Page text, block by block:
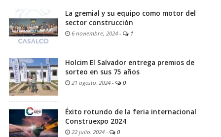
La gremial y su equipo como motor del
sector construcción
6 noviembre, 2024 - 1
Holcim El Salvador entrega premios de
sorteo en sus 75 años
21 agosto, 2024 - 0
Éxito rotundo de la feria internacional
Construexpo 2024
22 julio, 2024 - 0